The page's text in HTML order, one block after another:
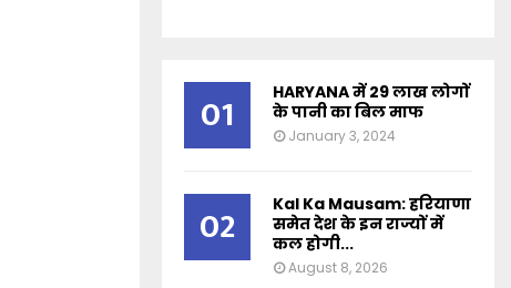
01
HARYANA में 29 लाख लोगों
के पानी का बिल माफ
January 3, 2024
02
Kal Ka Mausam: हरियाणा
समेत देश के इन राज्यों में
कल होगी...
August 8, 2026